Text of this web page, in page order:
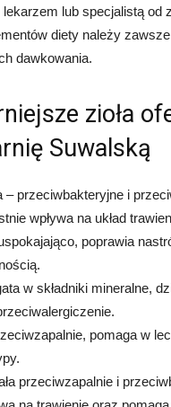
lub specjalistą od
diety należy
dawkowania.
zioła
Suwalską
– przeciwbakteryjne i
wpływa na układ
poprawia
w składniki mineralne,
pomaga w
przeciwzapalnie i